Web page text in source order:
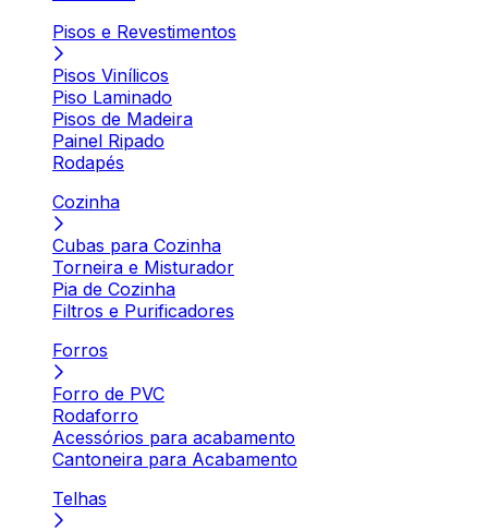
Pisos e Revestimentos
Pisos Vinílicos
Piso Laminado
Pisos de Madeira
Painel Ripado
Rodapés
Cozinha
Cubas para Cozinha
Torneira e Misturador
Pia de Cozinha
Filtros e Purificadores
Forros
Forro de PVC
Rodaforro
Acessórios para acabamento
Cantoneira para Acabamento
Telhas